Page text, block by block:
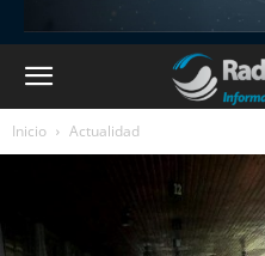
Inicio Actualidad